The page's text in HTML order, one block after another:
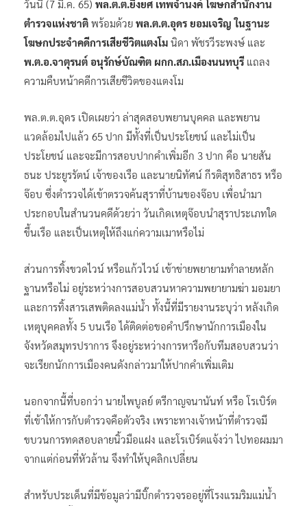
วันนี้ (7 มี.ค. 65) พล.ต.ต.ยิ่งยศ เทพจํานงค์ โฆษกสำนักงาน
ตำรวจแห่งชาติ ​ พร้อมด้วย พล.ต.ต.อุดร​ ยอมเจริญ​ ในฐานะ
โฆษกประจำคดีการเสียชีวิตแตงโม นิดา พัชรวีระพงษ์ และ
พ.ต.อ.จาตุรนต์ อนุรักษ์บัณฑิต ผกก.สภ.เมืองนนทบุรี แถลง
ความคืบหน้าคดีการเสียชีวิตของแตงโม
พล.ต.ต.อุดร เปิดเผยว่า ล่าสุดสอบพยานบุคคล และพยาน
แวดล้อมไปแล้ว 65 ปาก มีทั้งที่เป็นประโยชน์ และไม่เป็น
ประโยชน์ และจะมีการสอบปากคำเพิ่มอีก 3 ปาก คือ นายสัน
ธนะ ประยูรรัตน์ เจ้าของเรือ และนายนิทัศน์ กีรติสุทธิสาธร หรือ
จ๊อบ ซึ่งตำรวจได้เข้าตรวจค้นสุราที่บ้านของจ๊อบ เพื่อนำมา
ประกอบในสำนวนคดีด้วยว่า วันเกิดเหตุจ๊อบนำสุราประเภทใด
ขึ้นเรือ และเป็นเหตุให้ถึงแก่ความเมาหรือไม่
ส่วนการทิ้งขวดไวน์ หรือแก้วไวน์ เข้าข่ายพยายามทำลายหลัก
ฐานหรือไม่ อยู่ระหว่างการสอบสวนหาความพยายามฆ่า มอมยา
และการทิ้งสารเสพติดลงแม่น้ำ ทั้งนี้ที่มีรายงานระบุว่า หลังเกิด
เหตุบุคคลทั้ง 5 บนเรือ ได้ติดต่อขอคำปรึกษานักการเมืองใน
จังหวัดสมุทรปราการ จึงอยู่ระหว่างการหารือกับทีมสอบสวนว่า
จะเรียกนักการเมืองคนดังกล่าวมาให้ปากคำเพิ่มเติม
นอกจากนี้ที่บอกว่า นายไพบูลย์ ตรีกาญจนานันท์ หรือ โรเบิร์ต
ที่เข้าให้การกับตำรวจคือตัวจริง เพราะทางเจ้าหน้าที่ตำรวจมี
ขบวนการทดสอบลายนิ้วมือแฝง และโรเบิร์ตแจ้งว่า ไปทอผมมา
จากแต่ก่อนที่หัวล้าน จึงทำให้บุคลิกเปลี่ยน
สำหรับประเด็นที่มีข้อมูลว่ามีบิ๊กตำรวจรออยู่ที่โรงแรมริมแม่น้ำ